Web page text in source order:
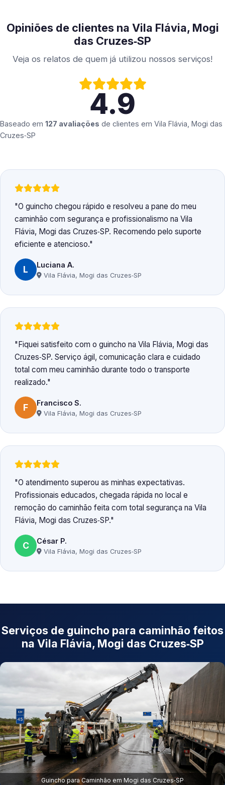
Opiniões de clientes na Vila Flávia, Mogi
das Cruzes‑SP
Veja os relatos de quem já utilizou nossos serviços!
4.9
Baseado em 127 avaliações de clientes em Vila Flávia, Mogi das
Cruzes‑SP
O guincho chegou rápido e resolveu a pane do meu
caminhão com segurança e profissionalismo na Vila
Flávia, Mogi das Cruzes‑SP. Recomendo pelo suporte
eficiente e atencioso.
L Luciana A.
Vila Flávia, Mogi das Cruzes‑SP
Fiquei satisfeito com o guincho na Vila Flávia, Mogi das
Cruzes‑SP. Serviço ágil, comunicação clara e cuidado
total com meu caminhão durante todo o transporte
realizado.
F Francisco S.
Vila Flávia, Mogi das Cruzes‑SP
O atendimento superou as minhas expectativas.
Profissionais educados, chegada rápida no local e
remoção do caminhão feita com total segurança na Vila
Flávia, Mogi das Cruzes‑SP.
C César P.
Vila Flávia, Mogi das Cruzes‑SP
Serviços de guincho para caminhão feitos
na Vila Flávia, Mogi das Cruzes‑SP
Guincho para Caminhão em Mogi das Cruzes‑SP